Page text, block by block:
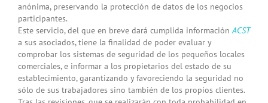
anónima, preservando la protección de datos de los negocios
participantes.
Este servicio, del que en breve dará cumplida información ACST
a sus asociados, tiene la finalidad de poder evaluar y
comprobar los sistemas de seguridad de los pequeños locales
comerciales, e informar a los propietarios del estado de su
establecimiento, garantizando y favoreciendo la seguridad no
sólo de sus trabajadores sino también de los propios clientes.